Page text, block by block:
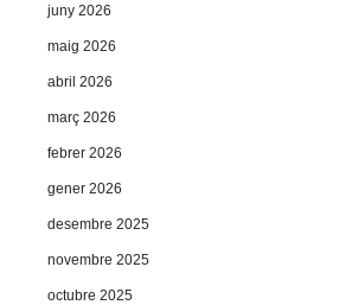
juny 2026
maig 2026
abril 2026
març 2026
febrer 2026
gener 2026
desembre 2025
novembre 2025
octubre 2025